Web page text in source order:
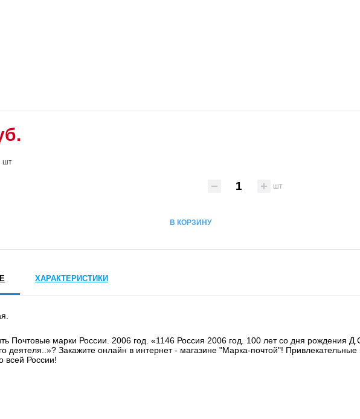
шт
шт
В КОРЗИНУ
ХАРАКТЕРИСТИКИ
Почтовые марки России. 2006 год. «1146 Россия 2006 год. 100 лет со дня рождения
деятеля..»? Закажите онлайн в интернет - магазине "Марка-почтой"!
всей России!